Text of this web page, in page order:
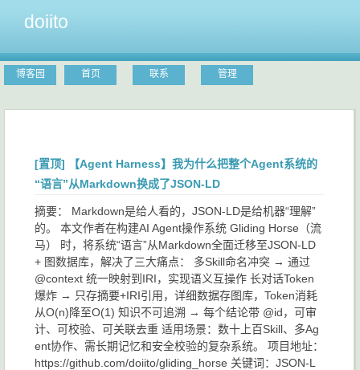
doiito
博客园 首页 联系 管理
[置顶] 【Agent Harness】我为什么把整个Agent系统的
“语言”从Markdown换成了JSON-LD
摘要： Markdown是给人看的，JSON-LD是给机器“理解”
的。 本文作者在构建AI Agent操作系统 Gliding Horse（流
马） 时，将系统“语言”从Markdown全面迁移至JSON-LD
+ 图数据库，解决了三大痛点： 多Skill命名冲突 → 通过
@context 统一映射到IRI，实现语义互操作 长对话Token
爆炸 → 只存摘要+IRI引用，详细数据存图库，Token消耗
从O(n)降至O(1) 知识不可追溯 → 每个结论带 @id，可审
计、可校验、可关联去重 适用场景：数十上百Skill、多Ag
ent协作、需长期记忆和安全校验的复杂系统。 项目地址：
https://github.com/doiito/gliding_horse 关键词：JSON-L